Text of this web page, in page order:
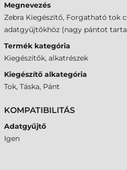
Megnevezés
Zebra Kiegészítő, Forgatható tok
adatgyűjtőkhöz (nagy pántot
Termék kategória
Kiegészítők, alkatrészek
Kiegészítő alkategória
Tok, Táska, Pánt
KOMPATIBILITÁS
Adatgyűjtő
Igen